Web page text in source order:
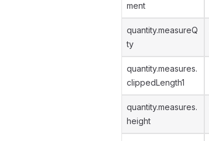
ment
quantity.measureQ
ty
quantity.measures.
clippedLength1
quantity.measures.
height